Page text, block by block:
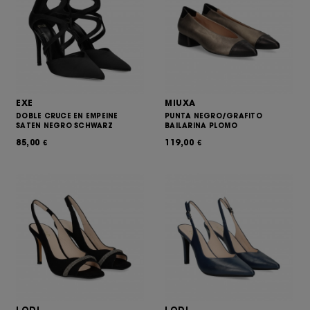
EXE
DOBLE CRUCE EN EMPEINE
SATEN NEGRO SCHWARZ
85,00 €
MIUXA
PUNTA NEGRO/GRAFITO
BAILARINA PLOMO
119,00 €